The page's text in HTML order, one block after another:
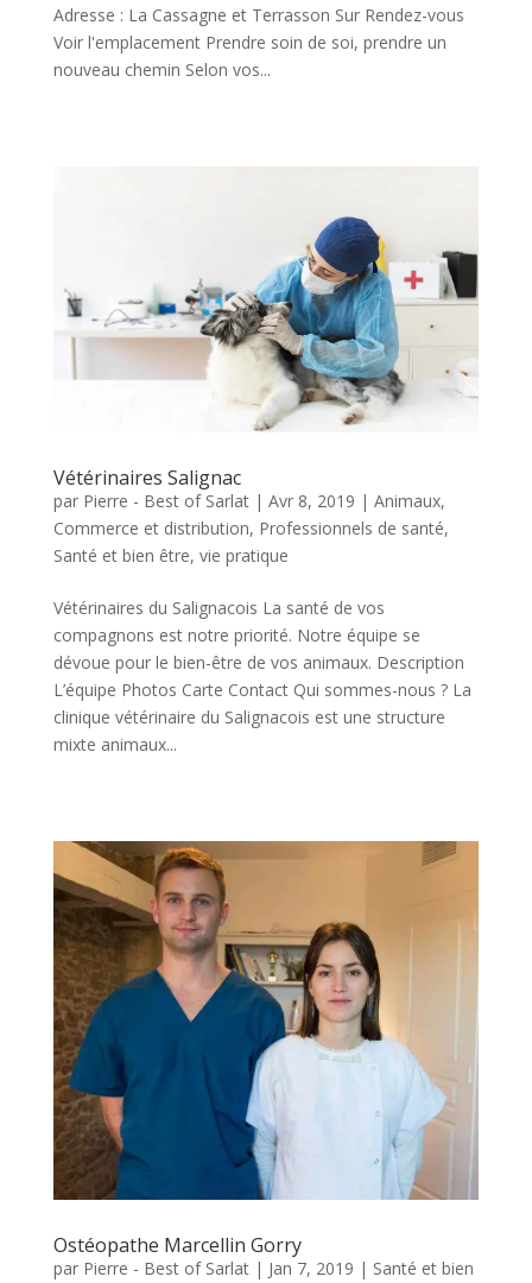
Adresse : La Cassagne et Terrasson Sur Rendez-vous
Voir l'emplacement Prendre soin de soi, prendre un
nouveau chemin Selon vos...
Vétérinaires Salignac
par Pierre - Best of Sarlat| Avr 8, 2019 | Animaux,
Commerce et distribution, Professionnels de santé,
Santé et bien être, vie pratique
Vétérinaires du Salignacois La santé de vos
compagnons est notre priorité. Notre équipe se
dévoue pour le bien-être de vos animaux. Description
L’équipe Photos Carte Contact Qui sommes-nous ? La
clinique vétérinaire du Salignacois est une structure
mixte animaux...
Ostéopathe Marcellin Gorry
par Pierre - Best of Sarlat| Jan 7, 2019 | Santé et bien